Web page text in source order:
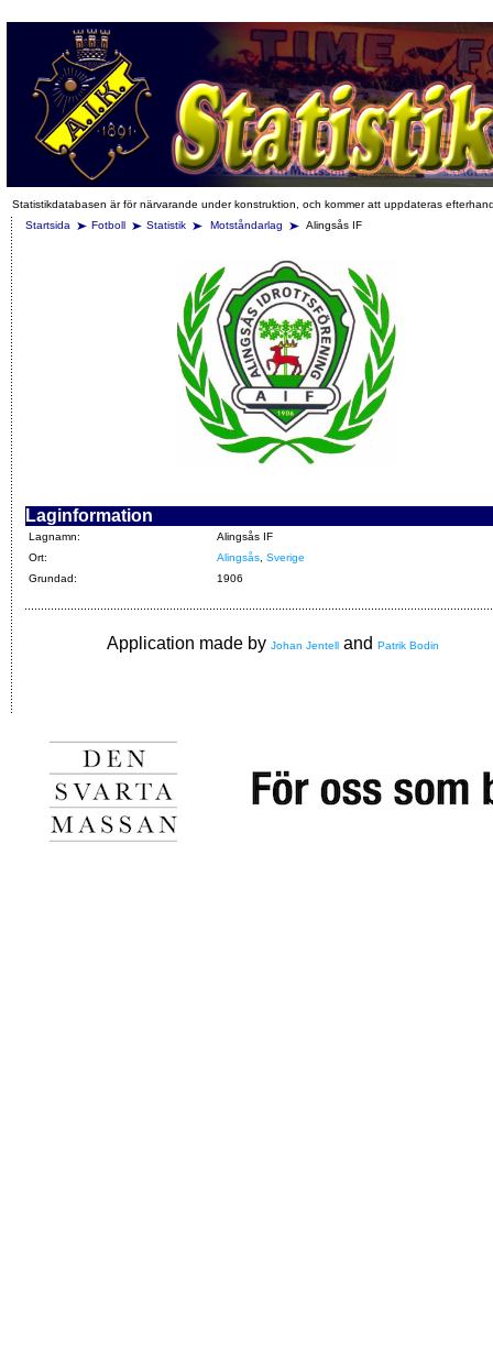
Statistikdatabasen är för närvarande under konstruktion, och kommer att uppdateras
Startsida
Fotboll Statistik Motståndarlag Alingsås IF
Laginformation
Lagnamn:
Alingsås IF
Ort:
Alingsås, Sverige
Grundad:
1906
Application made by Johan Jentell and Patrik Bodin